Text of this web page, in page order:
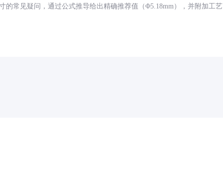
的常见疑问，通过公式推导给出精确推荐值（Φ5.18mm），并附加工艺